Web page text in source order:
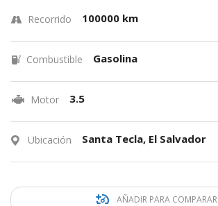
Recorrido 100000 km
Combustible Gasolina
Motor 3.5
Ubicación Santa Tecla, El Salvador
AÑADIR PARA COMPARAR